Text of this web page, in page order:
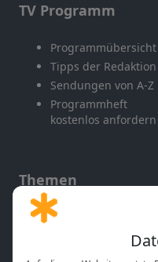
TV Programm
Programmübersicht
Tipps der Redaktion
Sendungen von A-Z
Programmheft
kostenlos anfordern
Themen
Gott und Bibel erklärt